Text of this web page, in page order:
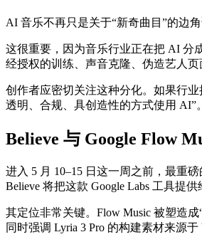
AI 音乐不再只是关于“新奇曲目”的边
这很重要，因为音乐行业正在把 AI 分
经授权的训练、声音克隆、伪造艺人
创作者应密切关注这种分化。如果行
透明、合规、具创造性的方式使用 AI”。
Believe 与 Google Flow
进入 5 月 10–15 日这一周之前，最重
Believe 将把这款 Google Labs 工具提
其定位非常关键。Flow Music 被塑造
同时强调 Lyria 3 Pro 的构建素材来源